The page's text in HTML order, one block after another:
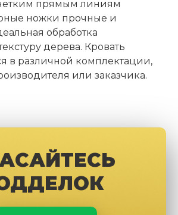
прямым линиям
ножки прочные и
обработка
дерева. Кровать
в различной комплектации,
или заказчика.